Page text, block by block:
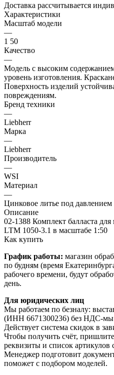
Доставка рассчитывается
Характеристики
Масштаб модели
—
1 50
Качество
—
Модель с высоким
уровень изготовления.
Поверхность изделий
повреждениям.
Бренд техники
—
Liebherr
Марка
—
Liebherr
Производитель
—
WSI
Материал
—
Цинковое литье под давлением
Описание
02-1388 Комплект балласта
LTM 1050-3.1 в масштабе 1:50
Как купить
График работы: магазин
по будням (время
рабочего времени, будут
день.
Для юридических лиц
Мы работаем по безналу:
(ИНН 6671300236) без НДС-
Действует система скидок в
Чтобы получить счёт,
реквизиты и список
Менеджер подготовит
поможет с подбором моделей.